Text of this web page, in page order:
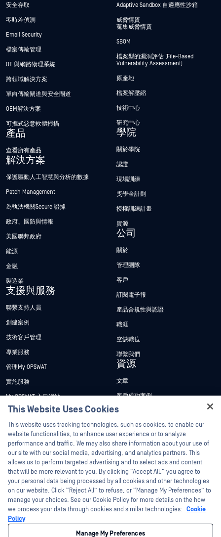
安全存取
零時差偵測
Email Security
檔案傳輸管理
OT 與網路物理系統
跨領域解決方案
單向傳輸閘道與安全閘道
OEM解決方案
可攜式惡意軟體掃描
產品
查看所有產品
解決方案
保護驅動人工智慧與分析的數據
Patch Management
為執法機關Secure 證據
政府、國防與情報
美國聯邦政府
能源
金融
製造業
支援與服務
聯繫支持人員
創建案例
技術客戶管理
專業服務
管理My OPSWAT
實施服務
My OPSWAT 入口網站
技術檔案
訓練
漏洞通報計畫
合作夥伴
認證
技術合作夥伴
管道合作夥伴計劃
Adaptive Sandbox 自適應性沙箱
威脅情資
蒐集威脅情資
SBOM
檔案型的漏洞評估 (File-Based
Vulnerability Assessment)
原產地
檔案解壓縮
技術中心
研究中心
學院
關於學院
認證
現場訓練
獎學金計劃
授權訓練計畫
資源
公司
關於
管理團隊
客戶
訂閱電子報
產品合規性與認證
職涯
空缺職位
聯繫我們
資源
文章
客戶成功案例
新聞稿
新聞報導
網路研討會
產品型錄
白皮書
免費工具
©2026OPSWAT . 保留所有權利。OPSWAT、MetaDefender、Metascan、
MetaAccess、OPSWAT 、Trust no File. Trust No Device.、OPSWAT 、Protecting the
This Website Uses Cookies
This website uses tracking technologies, such as cookies, to enable our
website functionalities, to enhance user experience or to analyze
performance and traffic. We may also share information about your use of
our site with our social media, advertising, and analytics partners. This
allows us to perform targeted advertising and to select ads and content
that will be more relevant to you. By clicking “Accept All,” you agree to
your personal data being processed by all cookies and other technologies
on our website. Click “Reject All” to refuse, or “Manage My Preferences” to
manage your choices. See our Cookie Policy for more details on the how
we process your data through cookies and similar technologies: Cookie
Policy
Manage My Preferences
Hey there!
I'm Ozzy, your OPSWAT virtual assistant.
How can I help you secure what's critical
today?